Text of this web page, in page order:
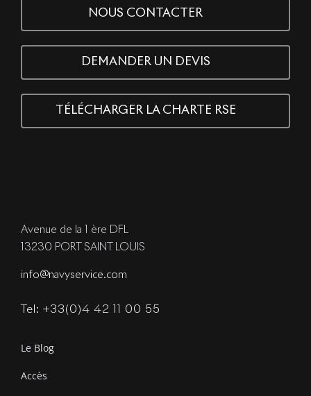
NOUS CONTACTER
DEMANDER UN DEVIS
TÉLÉCHARGER LA CHARTE RSE
Avenue de la 1 ère DFL
13230 PORT SAINT LOUIS
info@navyservice.com
Tel: +33(0)4 42 11 00 55
Le Blog
Accès